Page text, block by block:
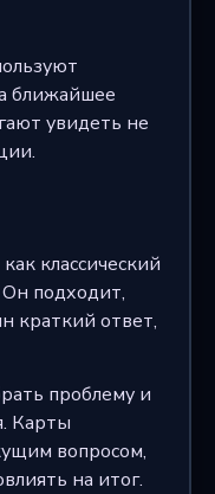
ближайшее
увидеть не
классический
Он подходит,
краткий ответ,
проблему и
Карты
вопросом,
на итог.